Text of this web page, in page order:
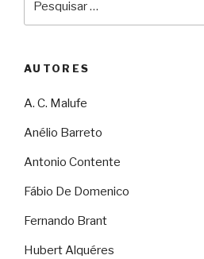
AUTORES
A. C. Malufe
Anélio Barreto
Antonio Contente
Fábio De Domenico
Fernando Brant
Hubert Alquéres